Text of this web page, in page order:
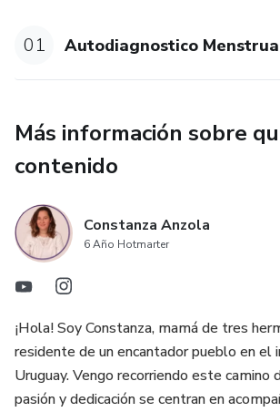
01 Autodiagnostico
Más información sobre
contenido
Constanza Anzola
6 Año Hotmarter
¡Hola! Soy Constanza, mamá de tres
residente de un encantador pueblo en el
Uruguay. Vengo recorriendo este
pasión y dedicación se centran en